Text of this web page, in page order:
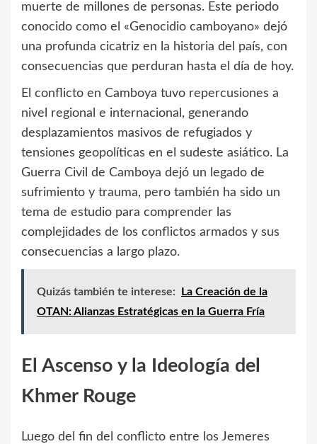
muerte de millones de personas. Este periodo
conocido como el «Genocidio camboyano» dejó
una profunda cicatriz en la historia del país, con
consecuencias que perduran hasta el día de hoy.
El conflicto en Camboya tuvo repercusiones a
nivel regional e internacional, generando
desplazamientos masivos de refugiados y
tensiones geopolíticas en el sudeste asiático. La
Guerra Civil de Camboya dejó un legado de
sufrimiento y trauma, pero también ha sido un
tema de estudio para comprender las
complejidades de los conflictos armados y sus
consecuencias a largo plazo.
Quizás también te interese:
La Creación de la
OTAN: Alianzas Estratégicas en la Guerra Fría
El Ascenso y la Ideología del
Khmer Rouge
Luego del fin del conflicto entre los Jemeres